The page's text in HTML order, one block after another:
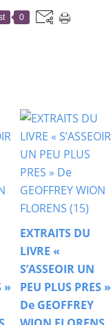
0
»
EXTRAITS DU
LIVRE «
S’ASSEOIR UN
PEU PLUS PRES »
De GEOFFREY